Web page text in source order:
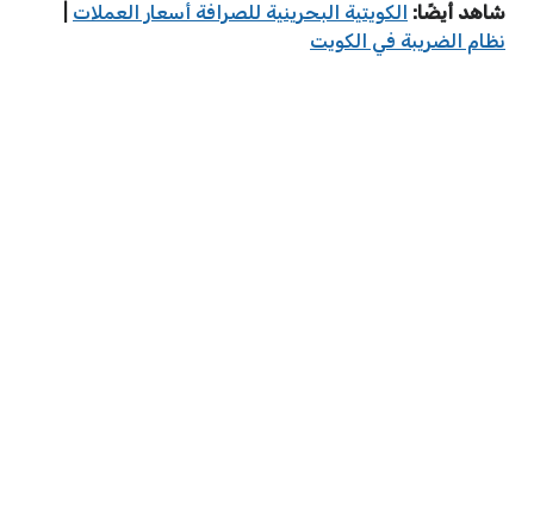
شاهد أيضًا: الكويتية البحرينية للصرافة أسعار العملات
نظام الضريبة في الكويت